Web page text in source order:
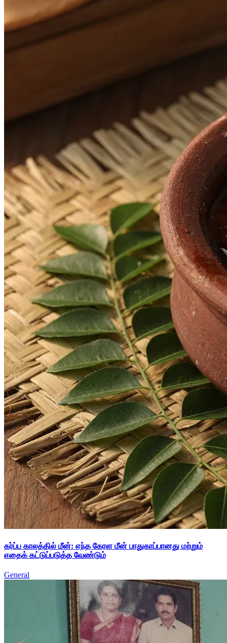
கர்ப்ப காலத்தில் மீன்: எந்த கேரள மீன் பாதுகாப்பானது மற்றும்
எதைக் கட்டுப்படுத்த வேண்டும்
General